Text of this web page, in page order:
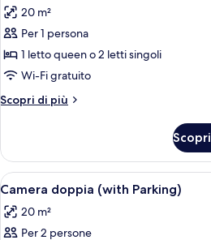
le
foto
per
Doppia
uso
singolo
Parking)
20 m²
Per 1 persona
1 letto queen o 2 letti singoli
Wi-Fi gratuito
Scopri di più
Altri
uso
singolo
(with
Apri
tutte
le
foto
Una
5
Camera doppia (with Parking)
20 m²
Per 2 persone